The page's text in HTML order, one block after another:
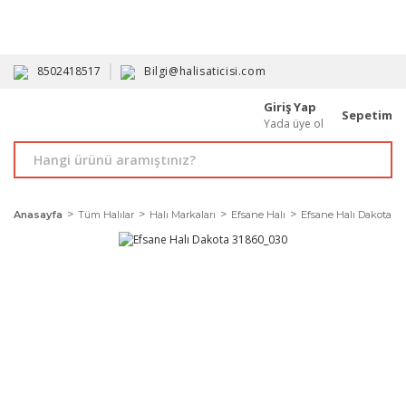
8502418517 Bilgi@halisaticisi.com
Giriş Yap
Yada üye ol
Sepetim
Anasayfa Tüm Halılar Halı Markaları Efsane Halı Efsane Halı Dakota